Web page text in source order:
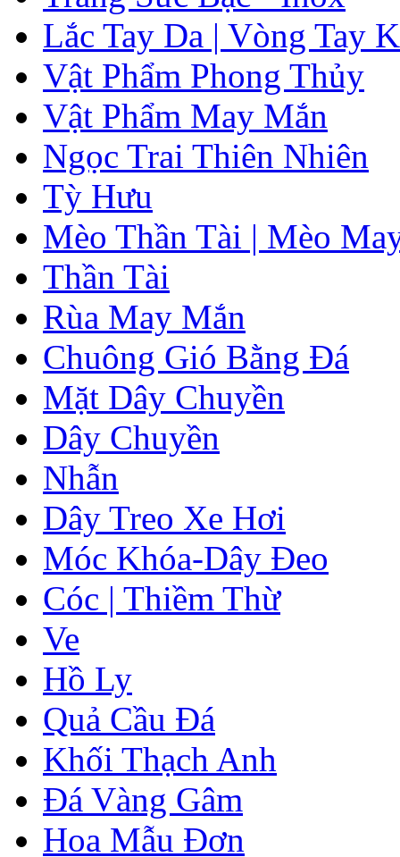
Lắc Tay Da | Vòng Tay
Vật Phẩm Phong Thủy
Vật Phẩm May Mắn
Ngọc Trai Thiên Nhiên
Tỳ Hưu
Mèo Thần Tài | Mèo
Thần Tài
Rùa May Mắn
Chuông Gió Bằng Đá
Mặt Dây Chuyền
Dây Chuyền
Nhẫn
Dây Treo Xe Hơi
Móc Khóa-Dây Đeo
Cóc | Thiềm Thừ
Ve
Hồ Ly
Quả Cầu Đá
Khối Thạch Anh
Đá Vàng Gâm
Hoa Mẫu Đơn